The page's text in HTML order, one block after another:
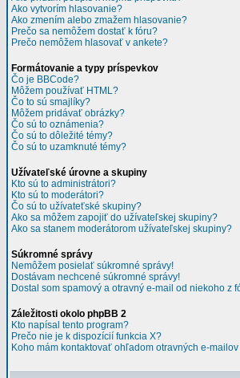
Ako vytvorím hlasovanie?
Ako zmením alebo zmažem hlasovanie?
Prečo sa nemôžem dostať k fóru?
Prečo nemôžem hlasovať v ankete?
Formátovanie a typy príspevkov
Čo je BBCode?
Môžem používať HTML?
Čo to sú smajlíky?
Môžem pridávať obrázky?
Čo sú to oznámenia?
Čo sú to dôležité témy?
Čo sú to uzamknuté témy?
Užívateľské úrovne a skupiny
Kto sú to administrátori?
Kto sú to moderátori?
Čo sú to užívateťské skupiny?
Ako sa môžem zapojiť do užívateľskej skupiny?
Ako sa stanem moderátorom užívateľskej skupiny?
Súkromné správy
Nemôžem posielať súkromné správy!
Dostávam nechcené súkromné správy!
Dostal som spamový a otravný e-mail od niekoho z
Záležitosti okolo phpBB 2
Kto napísal tento program?
Prečo nie je k dispozícií funkcia X?
Koho mám kontaktovať ohľadom otravných e-